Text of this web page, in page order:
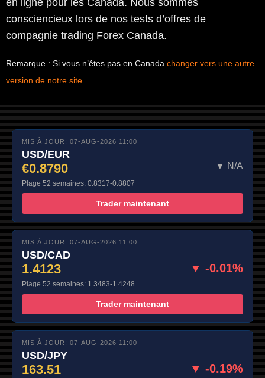
en ligne pour les Canada. Nous sommes
consciencieux lors de nos tests d’offres de
compagnie trading Forex Canada.
Remarque : Si vous n’êtes pas en Canada changer vers une autre
version de notre site.
MIS À JOUR: 07-AUG-2026 11:00
USD/EUR
€0.8790 ▼ N/A
Plage 52 semaines: 0.8317-0.8807
Trader maintenant
MIS À JOUR: 07-AUG-2026 11:00
USD/CAD
1.4123 ▼ -0.01%
Plage 52 semaines: 1.3483-1.4248
Trader maintenant
MIS À JOUR: 07-AUG-2026 11:00
USD/JPY
163.51 ▼ -0.19%